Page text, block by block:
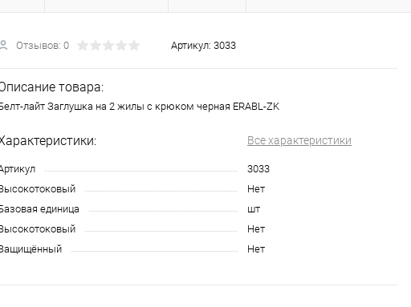
Отзывов: 0 Артикул: 3033
товара:
лайт Заглушка на 2 жилы с крюком черная ERABL-ZK
Все характеристики
3033
Нет
единица
шт
Нет
Нет